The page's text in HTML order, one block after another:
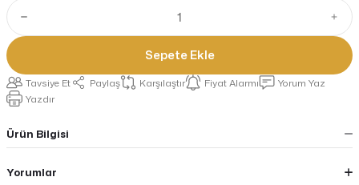
Sepete Ekle
Tavsiye Et Paylaş Karşılaştır Fiyat Alarmı
Yorum Yaz
Yazdır
Ürün Bilgisi
Yorumlar